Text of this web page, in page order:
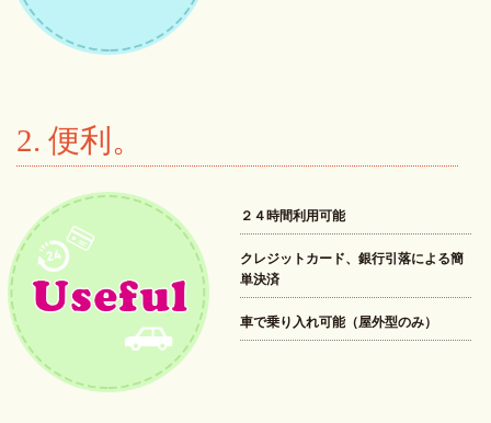
2. 便利。
２４時間利用可能
クレジットカード、銀行引落による簡
単決済
車で乗り入れ可能（屋外型のみ）